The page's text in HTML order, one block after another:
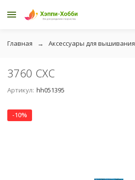
Главная Аксессуары для вышивания
3760 СХС
Артикул: hh051395
-10%